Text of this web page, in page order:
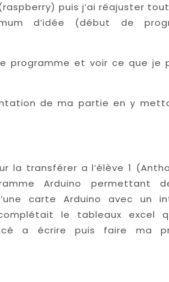
puis j’ai réajuster
d’idée (début de
programme et voir ce que je
de ma partie en y
la transférer a l’élève 1
Arduino permettant
carte Arduino avec un
le tableaux excel
a écrire puis faire ma